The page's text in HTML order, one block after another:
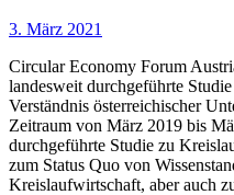
3. März 2021
Circular Economy Forum
landesweit durchgeführte
Verständnis österreichischer
Zeitraum von März 2019 bis
durchgeführte Studie zu
zum Status Quo von
Kreislaufwirtschaft, aber auch